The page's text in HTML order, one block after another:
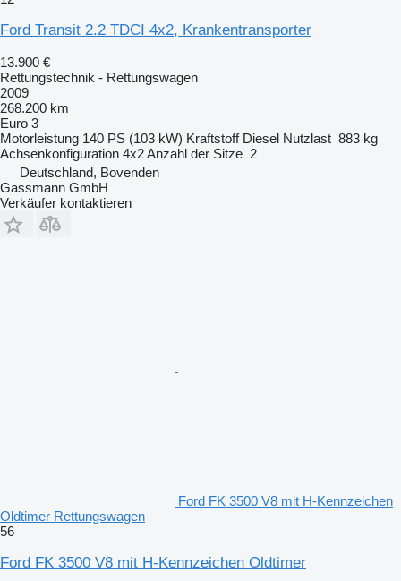
Ford Transit 2.2 TDCI 4x2, Krankentransporter
13.900 €
Rettungstechnik - Rettungswagen
2009
268.200 km
Euro 3
Motorleistung 140 PS (103 kW) Kraftstoff Diesel Nutzlast 883 kg
Achsenkonfiguration 4x2Anzahl der Sitze 2
Deutschland, Bovenden
Gassmann GmbH
Verkäufer kontaktieren
Ford FK 3500 V8 mit H-Kennzeichen
Oldtimer Rettungswagen
56
Ford FK 3500 V8 mit H-Kennzeichen Oldtimer